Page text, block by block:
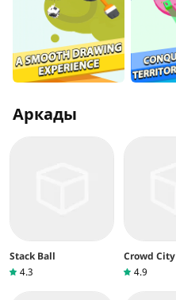
Аркады
Stack Ball
4.3
Crowd City
4.9